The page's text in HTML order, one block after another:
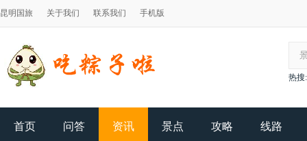
昆明国旅 关于我们 联系我们 手机版
热搜:
首页 问答 资讯 景点 攻略 线路